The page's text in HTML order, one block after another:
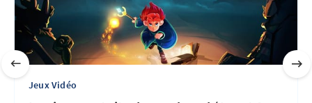
Jeux Vidéo